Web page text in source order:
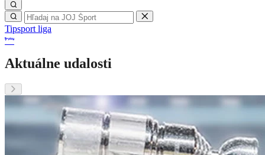
Tipsport liga
Aktuálne udalosti